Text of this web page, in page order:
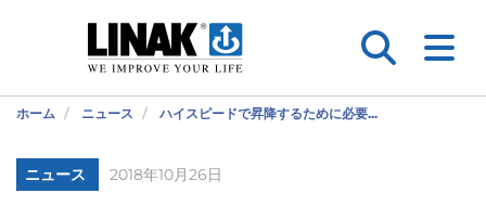
ホーム ニュース ハイスピードで昇降するために必要...
ニュース 2018年10月26日